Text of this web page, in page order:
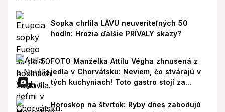
Sopka chrlila LÁVU neuveriteľných 50
hodín: Hrozia ďalšie PRÍVALY skazy?
FOTO Manželka Attilu Végha zhnusená z
jedla v Chorvátsku: Neviem, čo stvárajú v
tých kuchyniach! Toto gastro stojí za...
Horoskop na štvrtok: Ryby dnes zabodujú